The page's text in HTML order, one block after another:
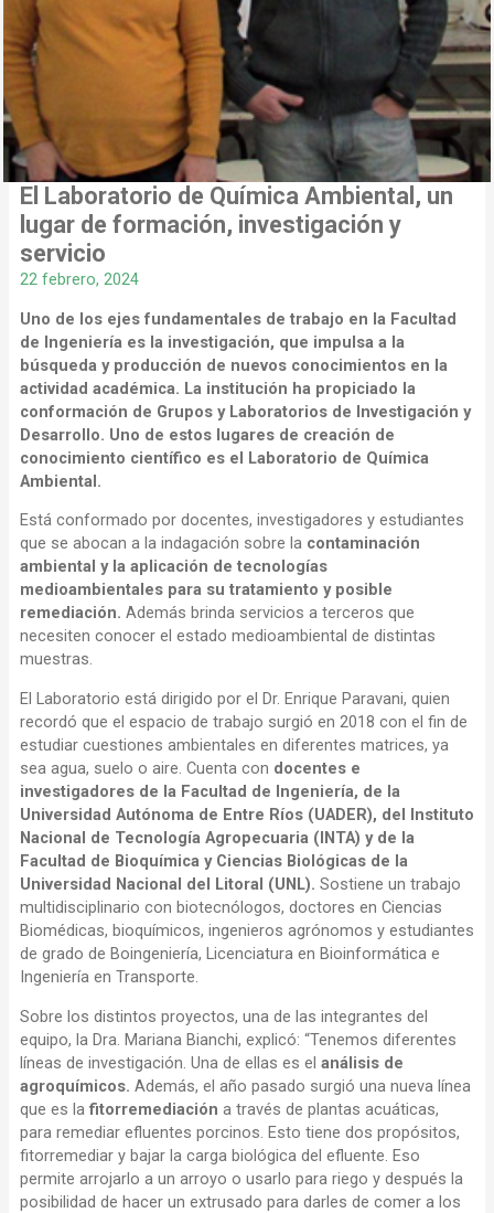
El Laboratorio de Química Ambiental, un
lugar de formación, investigación y
servicio
22 febrero, 2024
Uno de los ejes fundamentales de trabajo en la Facultad
de Ingeniería es la investigación, que impulsa a la
búsqueda y producción de nuevos conocimientos en la
actividad académica. La institución ha propiciado la
conformación de Grupos y Laboratorios de Investigación y
Desarrollo. Uno de estos lugares de creación de
conocimiento científico es el Laboratorio de Química
Ambiental.
Está conformado por docentes, investigadores y estudiantes
que se abocan a la indagación sobre la contaminación
ambiental y la aplicación de tecnologías
medioambientales para su tratamiento y posible
remediación. Además brinda servicios a terceros que
necesiten conocer el estado medioambiental de distintas
muestras.
El Laboratorio está dirigido por el Dr. Enrique Paravani, quien
recordó que el espacio de trabajo surgió en 2018 con el fin de
estudiar cuestiones ambientales en diferentes matrices, ya
sea agua, suelo o aire. Cuenta con docentes e
investigadores de la Facultad de Ingeniería, de la
Universidad Autónoma de Entre Ríos (UADER), del Instituto
Nacional de Tecnología Agropecuaria (INTA) y de la
Facultad de Bioquímica y Ciencias Biológicas de la
Universidad Nacional del Litoral (UNL). Sostiene un trabajo
multidisciplinario con biotecnólogos, doctores en Ciencias
Biomédicas, bioquímicos, ingenieros agrónomos y estudiantes
de grado de Boingeniería, Licenciatura en Bioinformática e
Ingeniería en Transporte.
Sobre los distintos proyectos, una de las integrantes del
equipo, la Dra. Mariana Bianchi, explicó: “Tenemos diferentes
líneas de investigación. Una de ellas es el análisis de
agroquímicos. Además, el año pasado surgió una nueva línea
que es la fitorremediación a través de plantas acuáticas,
para remediar efluentes porcinos. Esto tiene dos propósitos,
fitorremediar y bajar la carga biológica del efluente. Eso
permite arrojarlo a un arroyo o usarlo para riego y después la
posibilidad de hacer un extrusado para darles de comer a los